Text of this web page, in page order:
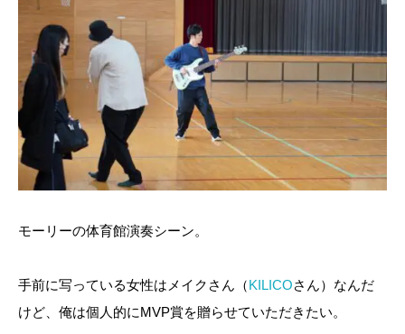
モーリーの体育館演奏シーン。
手前に写っている女性はメイクさん（KILICOさん）なんだ
けど、俺は個人的にMVP賞を贈らせていただきたい。